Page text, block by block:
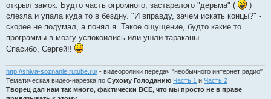
открыл замок. Будто часть огромного, застарелого "дерьма" (
)
слезла и упала куда то в бездну. "И вправду, зачем искать концы?" -
скорее не подумал, а понял я. Такое ощущение, будто какие то
программы в мозгу успокоились или ушли тараканы.
Спасибо, Сергей!!
http://shiva-soznanie.rutube.ru/ - видеоролики передач "необычного интернет радио"
Тематическая видео-нарезка по Сухому Голоданию Часть 1 и Часть 2
Творец дал нам так много, фактически ВСЁ, что мы просто не в праве